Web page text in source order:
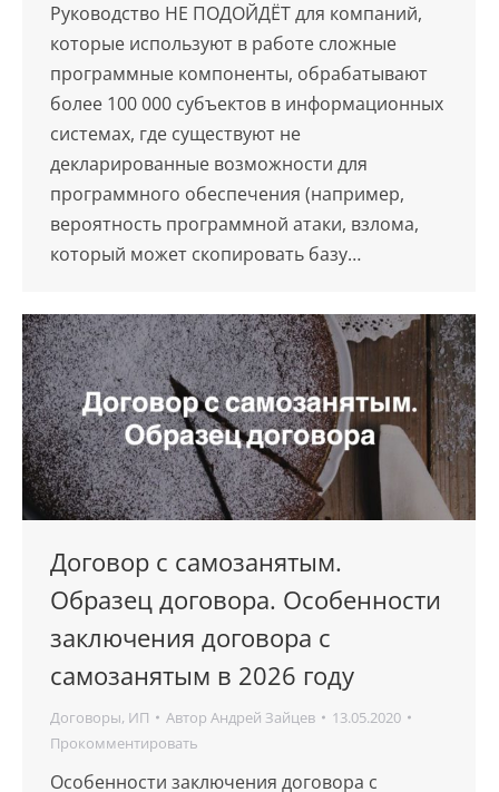
Руководство НЕ ПОДОЙДЁТ для компаний,
которые используют в работе сложные
программные компоненты, обрабатывают
более 100 000 субъектов в информационных
системах, где существуют не
декларированные возможности для
программного обеспечения (например,
вероятность программной атаки, взлома,
который может скопировать базу…
Договор с самозанятым.
Образец договора. Особенности
заключения договора с
самозанятым в 2026 году
Договоры, ИП Автор Андрей Зайцев
13.05.2020
Прокомментировать
Особенности заключения договора с